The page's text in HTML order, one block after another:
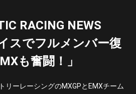
RACING NEWS
スでフルメンバー復
も奮闘！」
リーレーシングのMXGPとEMXチーム